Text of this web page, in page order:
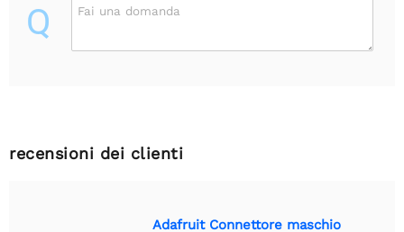
Q Fai una domanda
recensioni dei clienti
Adafruit Connettore maschio